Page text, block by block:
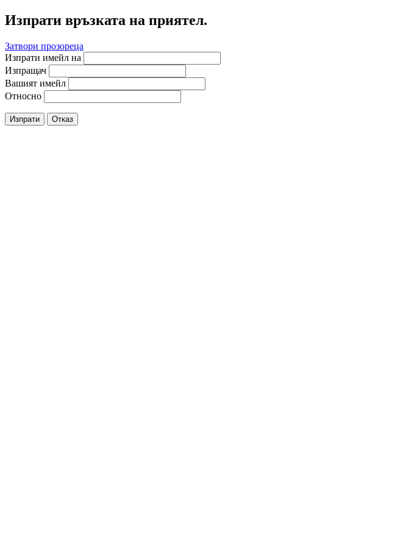
Изпрати връзката на приятел.
Затвори прозореца
Изпрати имейл на
Изпращач
Вашият имейл
Относно
Изпрати Отказ